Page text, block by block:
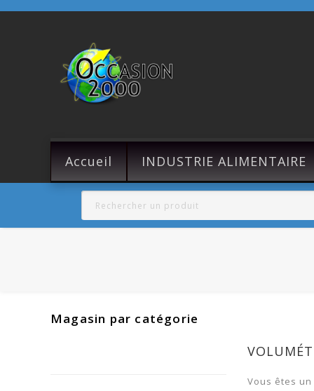
Accueil INDUSTRIE ALIMENTAIRE
Magasin par catégorie
Vous êtes